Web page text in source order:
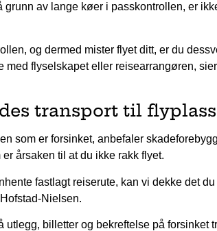
av lange køer i passkontrollen, er
og dermed mister flyet ditt, er du
med flyselskapet eller reisearrangøren,
transport til
som er forsinket, anbefaler
årsaken til at du ikke rakk flyet.
fastlagt reiserute, kan vi dekke det
Nielsen.
utlegg, billetter og bekreftelse på forsinket